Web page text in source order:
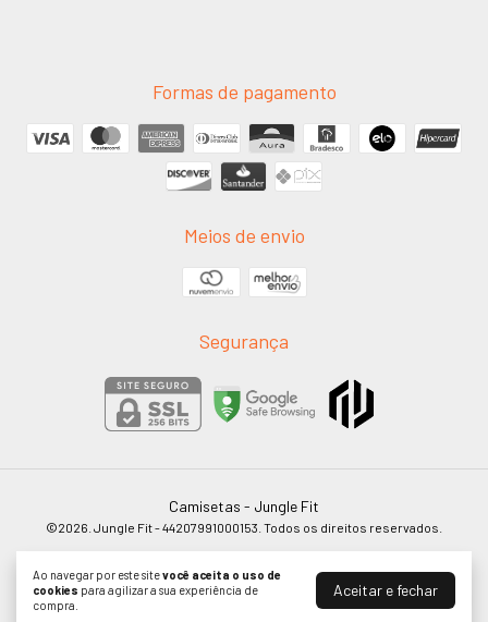
Ao navegar por este sitevocê aceita o uso de
cookies para agilizar a sua experiência de
compra.
Aceitar e fechar
Formas de pagamento
Meios de envio
Segurança
Camisetas - Jungle Fit
©2026. Jungle Fit - 44207991000153. Todos os direitos reservados.